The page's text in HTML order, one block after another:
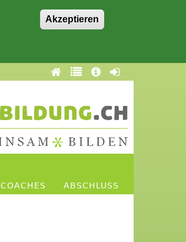
Akzeptieren
COACHES ABSCHLUSS